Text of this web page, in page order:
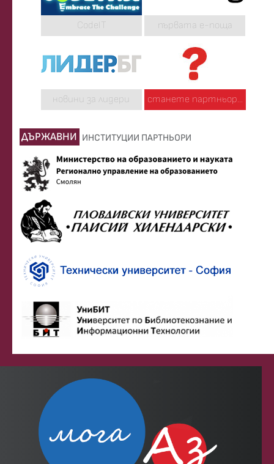
CodeIT първата е-поща
новини за лидери станете партньор...
ДЪРЖАВНИ ИНСТИТУЦИИ ПАРТНЬОРИ